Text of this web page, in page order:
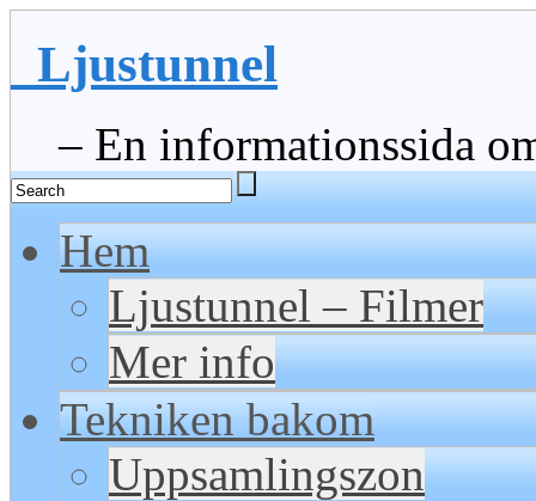
Ljustunnel
– En informationssida
Hem
Ljustunnel – Filmer
Mer info
Tekniken bakom
Uppsamlingszon